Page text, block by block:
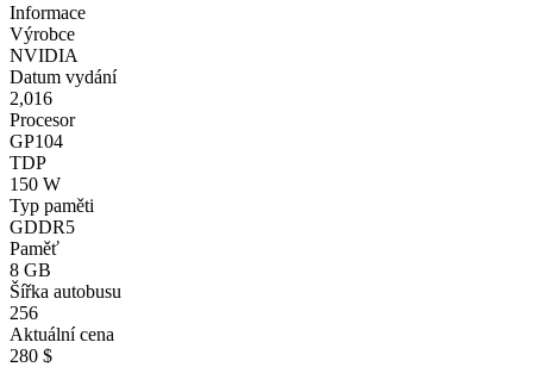
Informace
Výrobce
NVIDIA
Datum vydání
2,016
Procesor
GP104
TDP
150 W
Typ paměti
GDDR5
Paměť
8 GB
Šířka autobusu
256
Aktuální cena
280 $